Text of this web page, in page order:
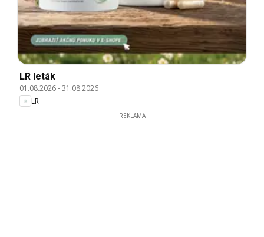
LR leták
01.08.2026-31.08.2026
LR
REKLAMA